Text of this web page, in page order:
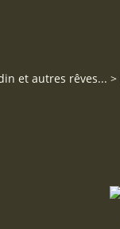
et autres rêves... >